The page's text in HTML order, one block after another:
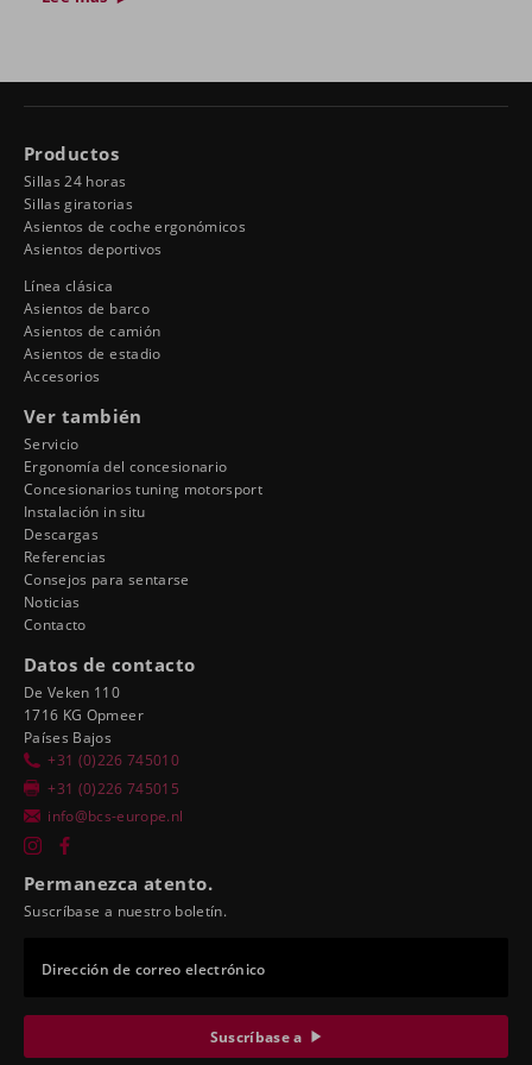
Productos
Sillas 24 horas
Sillas giratorias
Asientos de coche ergonómicos
Asientos deportivos
Línea clásica
Asientos de barco
Asientos de camión
Asientos de estadio
Accesorios
Ver también
Servicio
Ergonomía del concesionario
Concesionarios tuning motorsport
Instalación in situ
Descargas
Referencias
Consejos para sentarse
Noticias
Contacto
Datos de contacto
De Veken 110
1716 KG Opmeer
Países Bajos
+31 (0)226 745010
+31 (0)226 745015
info@bcs-europe.nl
Permanezca atento.
Suscríbase a nuestro boletín.
Dirección de correo electrónico
Suscríbase a